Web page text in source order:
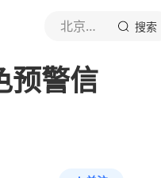
北京青年报官网 搜索
预警信